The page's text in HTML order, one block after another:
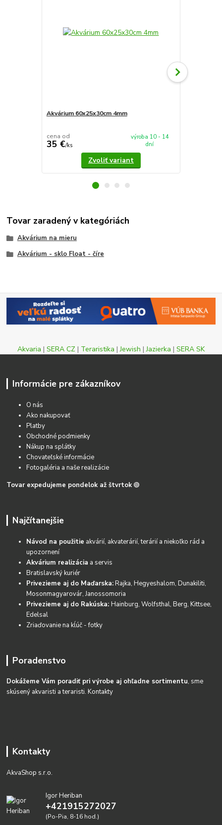
Akvárium 60x25x30cm 4mm
cena od
35 €/ks
výroba 10 - 14
dní
Zvoliť variant
Tovar zaradený v kategóriách
Akvárium na mieru
Akvárium - sklo Float - číre
Akvaria | SERA CZ | Teraristika |Jewish |Jazierka | SERA SK
Informácie pre zákazníkov
O nás
Ako nakupovať
Platby
Obchodné podmienky
Nákup na splátky
Chovateľské informácie
Fotogaléria a naše realizácie
Tovar expedujeme pondelok až štvrtok 🟢
Najčítanejšie
Návod na použitie akvárií, akvaterárií, terárií a niekoľko rád a
upozornení
Akvárium realizácia a servis
Bratislavský kuriér
Privezieme aj do Maďarska:Rajka, Hegyeshalom, Dunakiliti,
Mosonmagyarovár, Janossomoria
Privezieme aj do Rakúska:Hainburg, Wolfsthal, Berg, Kittsee,
Edelsal
Zriaďovanie na kĺúč - fotky
Poradenstvo
Dokážeme Vám poradiť pri výrobe aj ohľadne sortimentu, sme
skúsený akvaristi a teraristi.Kontakty
Kontakty
AkvaShop s.r.o.
Igor Heriban
+421915272027
(Po-Pia, 8-16 hod.)